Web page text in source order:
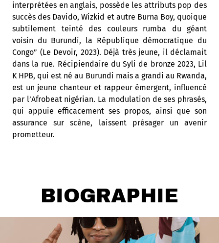
interprétées en anglais, possède les attributs pop des
succès des Davido, Wizkid et autre Burna Boy, quoique
subtilement teinté des couleurs rumba du géant
voisin du Burundi, la République démocratique du
Congo” (Le Devoir, 2023). Déjà très jeune, il déclamait
dans la rue. Récipiendaire du Syli de bronze 2023, Lil
K HPB, qui est né au Burundi mais a grandi au Rwanda,
est un jeune chanteur et rappeur émergent, influencé
par l’Afrobeat nigérian. La modulation de ses phrasés,
qui appuie efficacement ses propos, ainsi que son
assurance sur scène, laissent présager un avenir
prometteur.
BIOGRAPHIE